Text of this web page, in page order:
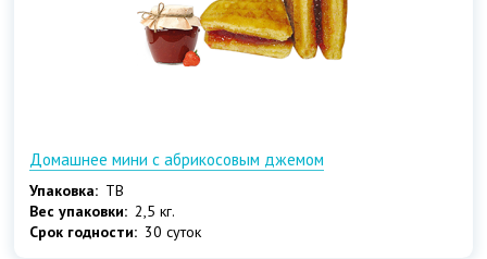
Домашнее мини с абрикосовым джемом
Упаковка: ТВ
Вес упаковки: 2,5 кг.
Срок годности: 30 суток